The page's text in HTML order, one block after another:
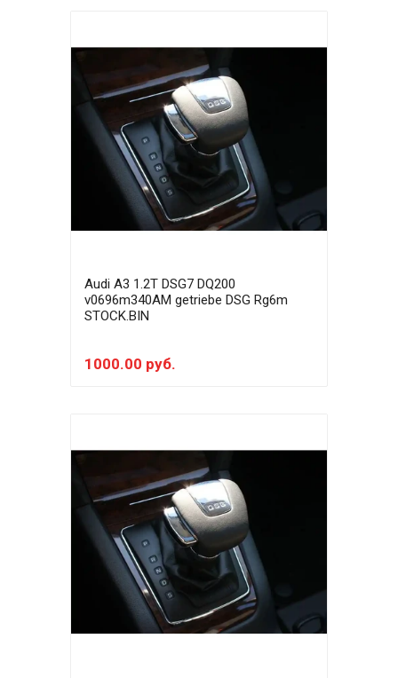
Audi A3 1.2T DSG7 DQ200
v0696m340AM getriebe DSG Rg6m
STOCK.BIN
1000.00 руб.